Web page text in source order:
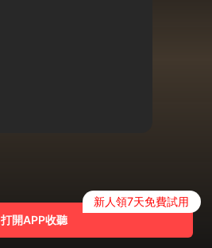
打開APP收聽
新人領7天免費試用